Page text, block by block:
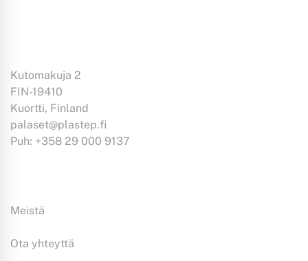
Kutomakuja 2
FIN-19410
Kuortti, Finland
palaset@plastep.fi
Puh: +358 29 000 9137
Meistä
Ota yhteyttä